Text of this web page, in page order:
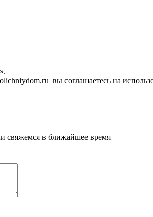
вы соглашаетесь на
свяжемся в ближайшее время